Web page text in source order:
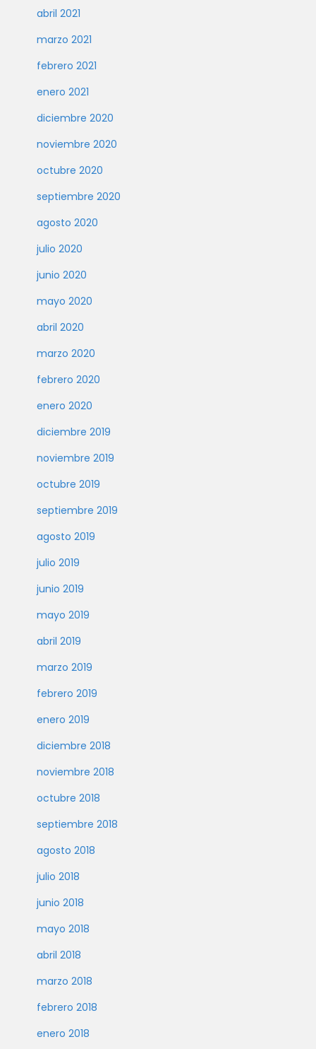
abril 2021
marzo 2021
febrero 2021
enero 2021
diciembre 2020
noviembre 2020
octubre 2020
septiembre 2020
agosto 2020
julio 2020
junio 2020
mayo 2020
abril 2020
marzo 2020
febrero 2020
enero 2020
diciembre 2019
noviembre 2019
octubre 2019
septiembre 2019
agosto 2019
julio 2019
junio 2019
mayo 2019
abril 2019
marzo 2019
febrero 2019
enero 2019
diciembre 2018
noviembre 2018
octubre 2018
septiembre 2018
agosto 2018
julio 2018
junio 2018
mayo 2018
abril 2018
marzo 2018
febrero 2018
enero 2018